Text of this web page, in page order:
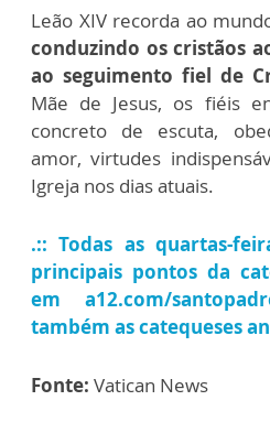
Leão XIV recorda ao
conduzindo os cristãos
ao seguimento fiel de
Mãe de Jesus, os fiéis
concreto de escuta,
amor, virtudes
Igreja nos dias atuais.
.:: Todas as quartas-
principais pontos da
em a12.com/
também as catequeses
Fonte: Vatican News